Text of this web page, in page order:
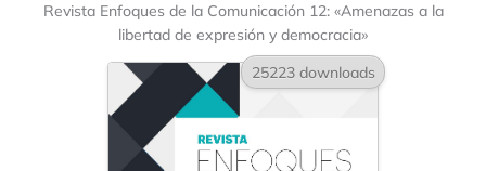
Revista Enfoques de la Comunicación 12: «Amenazas a la
libertad de expresión y democracia»
25223 downloads